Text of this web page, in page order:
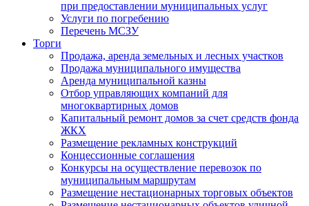
при предоставлении муниципальных услуг
Услуги по погребению
Перечень МСЗУ
Торги
Продажа, аренда земельных и лесных участков
Продажа муниципального имущества
Аренда муниципальной казны
Отбор управляющих компаний для
многоквартирных домов
Капитальный ремонт домов за счет средств фонда
ЖКХ
Размещение рекламных конструкций
Концессионные соглашения
Конкурсы на осуществление перевозок по
муниципальным маршрутам
Размещение нестационарных торговых объектов